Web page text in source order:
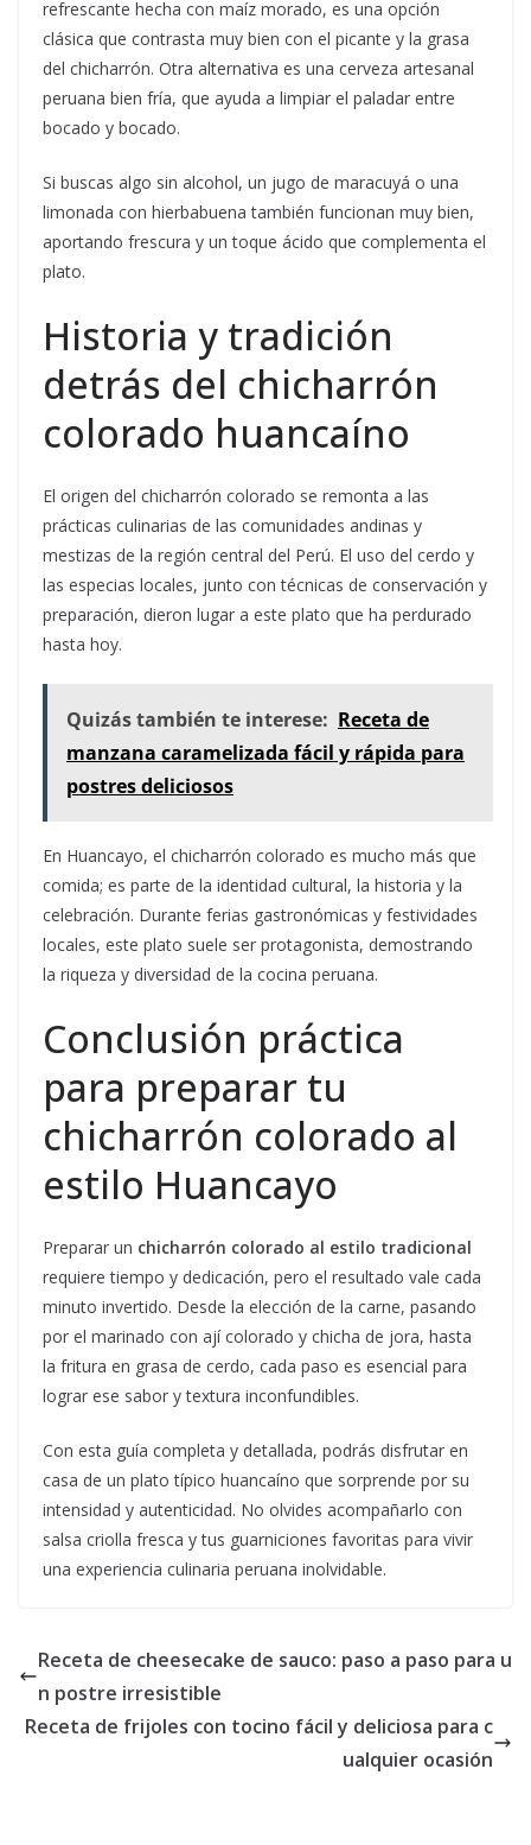
refrescante hecha con maíz morado, es una opción
clásica que contrasta muy bien con el picante y la grasa
del chicharrón. Otra alternativa es una cerveza artesanal
peruana bien fría, que ayuda a limpiar el paladar entre
bocado y bocado.
Si buscas algo sin alcohol, un jugo de maracuyá o una
limonada con hierbabuena también funcionan muy bien,
aportando frescura y un toque ácido que complementa el
plato.
Historia y tradición
detrás del chicharrón
colorado huancaíno
El origen del chicharrón colorado se remonta a las
prácticas culinarias de las comunidades andinas y
mestizas de la región central del Perú. El uso del cerdo y
las especias locales, junto con técnicas de conservación y
preparación, dieron lugar a este plato que ha perdurado
hasta hoy.
Quizás también te interese: Receta de
manzana caramelizada fácil y rápida para
postres deliciosos
En Huancayo, el chicharrón colorado es mucho más que
comida; es parte de la identidad cultural, la historia y la
celebración. Durante ferias gastronómicas y festividades
locales, este plato suele ser protagonista, demostrando
la riqueza y diversidad de la cocina peruana.
Conclusión práctica
para preparar tu
chicharrón colorado al
estilo Huancayo
Preparar un chicharrón colorado al estilo tradicional
requiere tiempo y dedicación, pero el resultado vale cada
minuto invertido. Desde la elección de la carne, pasando
por el marinado con ají colorado y chicha de jora, hasta
la fritura en grasa de cerdo, cada paso es esencial para
lograr ese sabor y textura inconfundibles.
Con esta guía completa y detallada, podrás disfrutar en
casa de un plato típico huancaíno que sorprende por su
intensidad y autenticidad. No olvides acompañarlo con
salsa criolla fresca y tus guarniciones favoritas para vivir
una experiencia culinaria peruana inolvidable.
Receta de cheesecake de sauco: paso a paso para u
n postre irresistible
Receta de frijoles con tocino fácil y deliciosa para c
ualquier ocasión